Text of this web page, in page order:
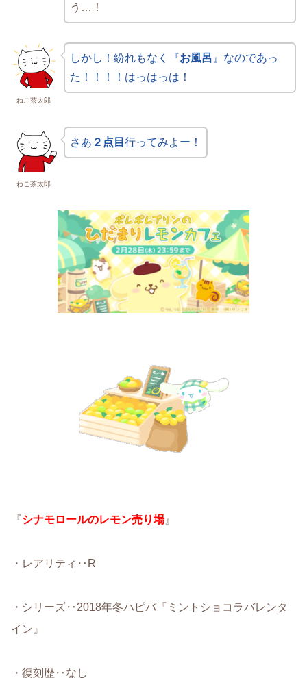
う…！
ねこ茶太郎
しかし！紛れもなく『お風呂』なのであっ
た！！！！はっはっは！
ねこ茶太郎
さあ ２点目 行ってみよー！
『シナモロールのレモン売り場』
・レアリティ‥R
・シリーズ‥2018年冬ハピバ『ミントショコラバレンタ
イン』
・復刻歴‥なし